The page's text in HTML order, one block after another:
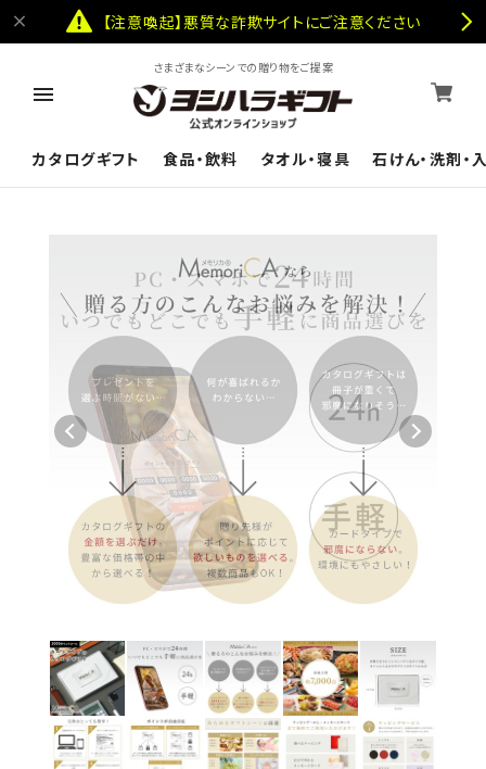
【注意喚起】悪質な詐欺サイトにご注意ください
さまざまなシーンでの贈り物をご提案
カタログギフト 食品・飲料 タオル・寝具 石けん・洗剤・